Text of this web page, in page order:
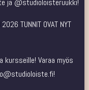
ja @studioloisteruukki!
TUNNIT OVAT NYT
kursseille! Varaa myös